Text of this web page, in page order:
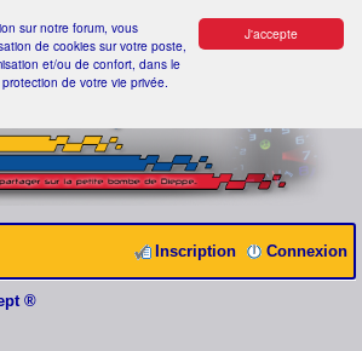
J'accepte
sur notre forum, vous
de cookies sur votre poste,
et/ou de confort, dans le
de votre vie privée.
Connexion
Inscription
®